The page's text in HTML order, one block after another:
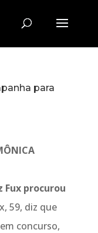
para
Fux procurou
59, diz que
concurso,